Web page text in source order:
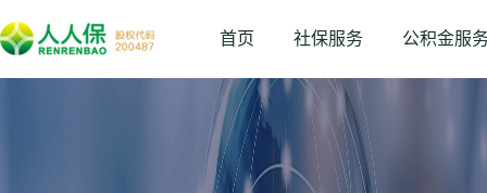
首页 社保服务 公积金服